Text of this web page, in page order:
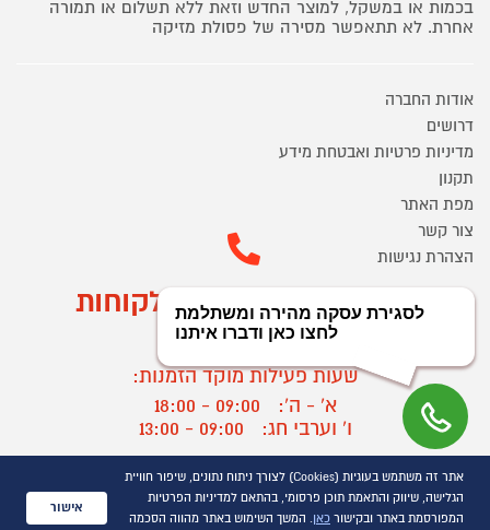
בכמות או במשקל, למוצר החדש וזאת ללא תשלום או תמורה
אחרת. לא תתאפשר מסירה של פסולת מזיקה
אודות החברה
דרושים
מדיניות פרטיות ואבטחת מידע
תקנון
מפת האתר
צור קשר
הצהרת נגישות
מוקד הזמנות ושירות לקוחות
03-9545370
שעות פעילות מוקד הזמנות:
א' - ה':
09:00 - 18:00
ו' וערבי חג:
09:00 - 13:00
שעות פעילות מוקד שירות לקוחות:
א' - ד':
09:00 - 16:30
ה :
09:00 - 16:00
אתר זה משתמש בעוגיות (Cookies) לצורך ניתוח נתונים, שיפור חוויית
הגלישה, שיווק והתאמת תוכן פרסומי, בהתאם למדיניות הפרטיות
המפורסמת באתר ובקישור כאן. המשך השימוש באתר מהווה הסכמה
אישור